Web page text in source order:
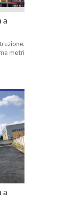
a
metri
a